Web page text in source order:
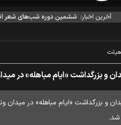
آخرین اخبار: ششمین دوره شب‌های شعر
هیئت
و بزرگداشت «ایام مباهله» در
و بزرگداشت «ایام مباهله» در
شد.